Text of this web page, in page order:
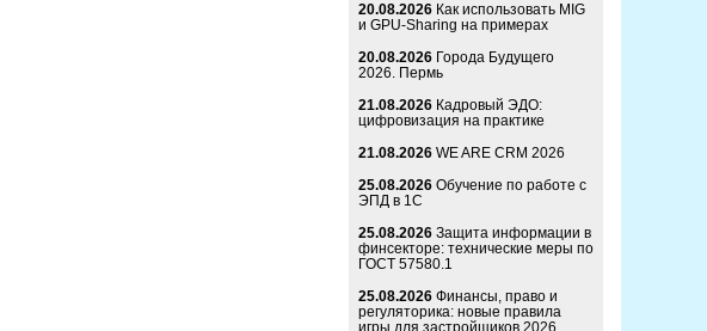
20.08.2026 Как использовать MIG
и GPU-Sharing на примерах
20.08.2026 Города Будущего
2026. Пермь
21.08.2026 Кадровый ЭДО:
цифровизация на практике
21.08.2026 WE ARE CRM 2026
25.08.2026 Обучение по работе с
ЭПД в 1С
25.08.2026 Защита информации в
финсекторе: технические меры по
ГОСТ 57580.1
25.08.2026 Финансы, право и
регуляторика: новые правила